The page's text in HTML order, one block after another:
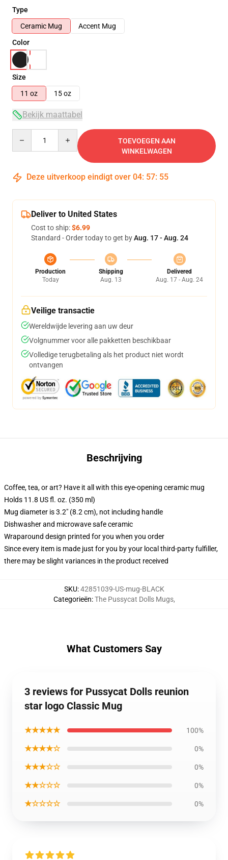
Type
Ceramic Mug
Accent Mug
Color
Size
11 oz
15 oz
Bekijk maattabel
TOEVOEGEN AAN
WINKELWAGEN
Deze uitverkoop eindigt over 04: 57: 55
Deliver to United States
Cost to ship:$6.99
Standard - Order today to get byAug. 17 - Aug. 24
Production
Today
Shipping
Aug. 13
Delivered
Aug. 17 - Aug. 24
Veilige transactie
Wereldwijde levering aan uw deur
Volgnummer voor alle pakketten beschikbaar
Volledige terugbetaling als het product niet wordt
ontvangen
Beschrijving
Coffee, tea, or art? Have it all with this eye-opening ceramic mug
Holds 11.8 US fl. oz. (350 ml)
Mug diameter is 3.2" (8.2 cm), not including handle
Dishwasher and microwave safe ceramic
Wraparound design printed for you when you order
Since every item is made just for you by your local third-party fulfiller,
there may be slight variances in the product received
SKU:42851039-US-mug-BLACK
Categorieën:The Pussycat Dolls Mugs,
What Customers Say
3 reviews for Pussycat Dolls reunion
star logo Classic Mug
★★★★★ 100%
★★★★☆ 0%
★★★☆☆ 0%
★★☆☆☆ 0%
★☆☆☆☆ 0%